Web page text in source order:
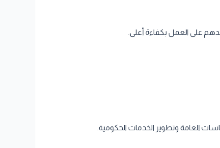
على العمل بكفاءة أعلى.
العامة وتطوير الخدمات الحكومية.